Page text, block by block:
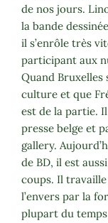
de nos jours.
la bande
il s’enrôle très
participant aux
Quand Bruxelles
culture et que
est de la partie.
presse belge et
gallery.
de BD, il est
coups. Il
l’envers par la
plupart du